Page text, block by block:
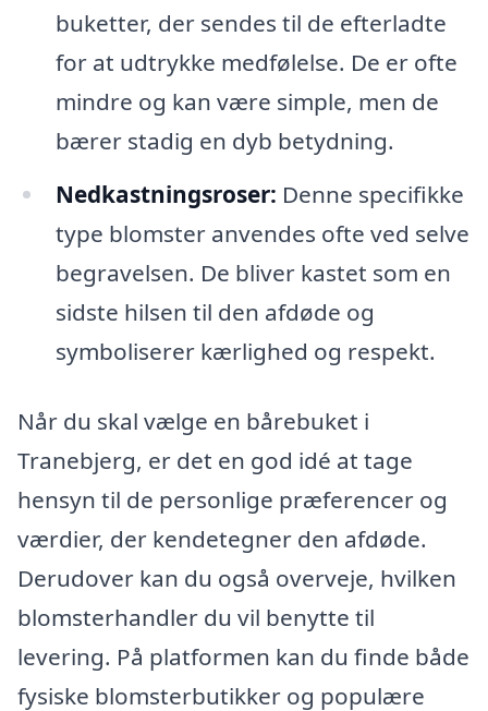
buketter, der sendes til de efterladte
for at udtrykke medfølelse. De er ofte
mindre og kan være simple, men de
bærer stadig en dyb betydning.
Nedkastningsroser: Denne specifikke
type blomster anvendes ofte ved selve
begravelsen. De bliver kastet som en
sidste hilsen til den afdøde og
symboliserer kærlighed og respekt.
Når du skal vælge en bårebuket i
Tranebjerg, er det en god idé at tage
hensyn til de personlige præferencer og
værdier, der kendetegner den afdøde.
Derudover kan du også overveje, hvilken
blomsterhandler du vil benytte til
levering. På platformen kan du finde både
fysiske blomsterbutikker og populære